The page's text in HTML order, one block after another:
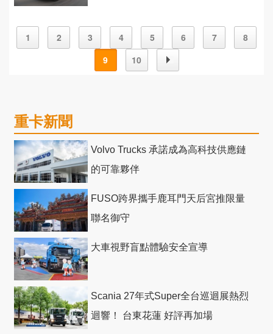
1 2 3 4 5 6 7
8
9
10
重卡新聞
Volvo Trucks 承諾成為高科技供應鏈
的可靠夥伴
FUSO跨界攜手鹿耳門天后宮推限量
聯名御守
大車視野盲點體驗安全宣導
Scania 27年式Super全台巡迴展熱烈
迴響！ 台東花蓮 好評再加場